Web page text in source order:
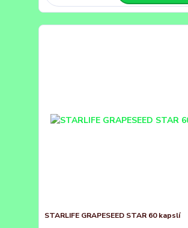
STARLIFE GRAPESEED STAR 60 kapslí